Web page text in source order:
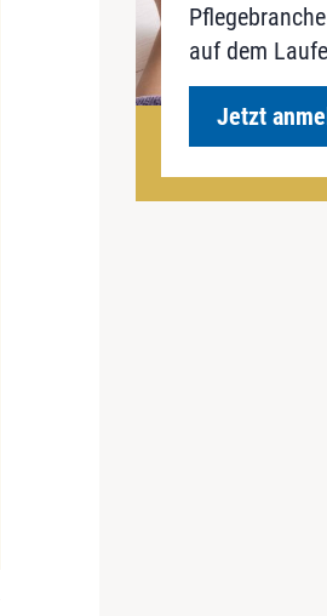
auf dem
Jetzt